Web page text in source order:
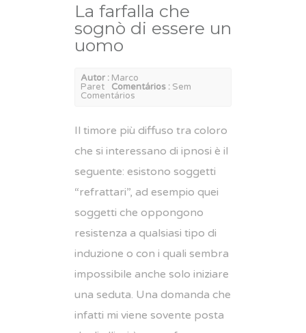
La farfalla che
sognò di essere un
uomo
Autor : Marco
Paret
Comentários : Sem
Comentários
Il timore più diffuso tra coloro
che si interessano di ipnosi è il
seguente: esistono soggetti
“refrattari”, ad esempio quei
soggetti che oppongono
resistenza a qualsiasi tipo di
induzione o con i quali sembra
impossibile anche solo iniziare
una seduta. Una domanda che
infatti mi viene sovente posta